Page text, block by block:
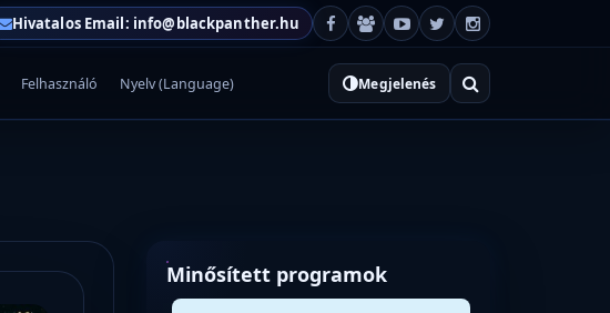
Hivatalos Email: info@blackpanther.hu
Felhasználó Nyelv (Language) Megjelenés
Minősített programok